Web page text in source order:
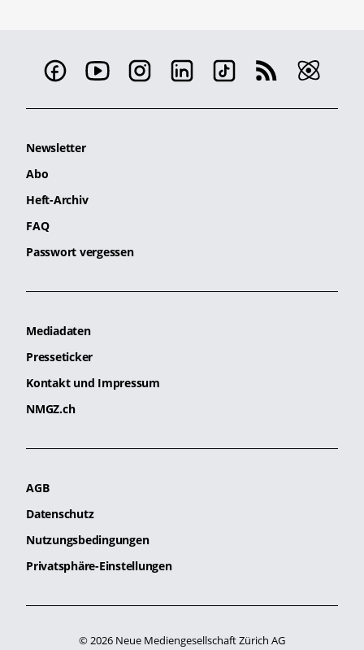
Newsletter
Abo
Heft-Archiv
FAQ
Passwort vergessen
Mediadaten
Presseticker
Kontakt und Impressum
NMGZ.ch
AGB
Datenschutz
Nutzungsbedingungen
Privatsphäre-Einstellungen
© 2026 Neue Mediengesellschaft Zürich AG